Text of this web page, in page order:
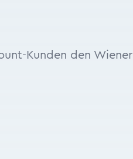
Kunden den Wiener